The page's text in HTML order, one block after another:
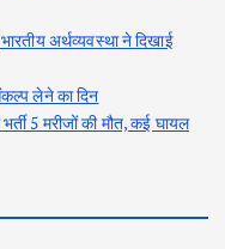
अर्थव्यवस्था ने दिखाई
लेने का दिन
5 मरीजों की मौत, कई घायल